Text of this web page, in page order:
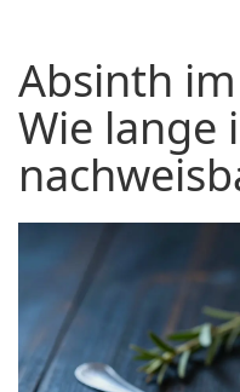
Absinth
Wie lange